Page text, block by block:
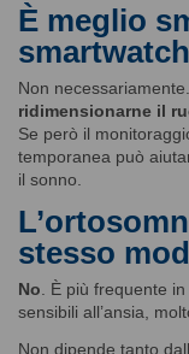
È meglio
Non
ridimensionarne il
Se però il
temporanea può
il sonno.
stesso
No . È più frequente
sensibili all’ansia,
Non dipende tanto